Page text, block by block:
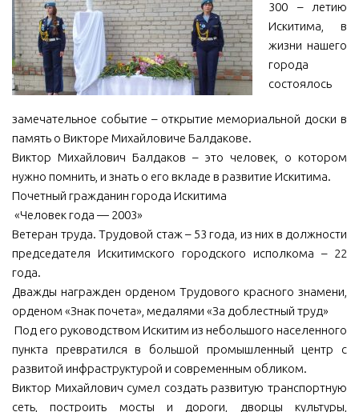
Учреждения культуры
МБУ Дом культуры «Молодость»
МБУ Дом культуры «Октябрь»
МБОУ ДО «Детская школа искусств»
МБОУ ДО «Детская музыкальная школа»
МБУК «Искитимский городской историко-художественный
музей»
МБУК «Централизованная библиотечная система»
ДК «Россия»
Афиша
Независимая оценка качества
Контакты
300 – летию
Искитима, в
жизни нашего
города
состоялось
замечательное событие – открытие мемориальной доски в
память о Викторе Михайловиче Балдакове.
Виктор Михайлович Балдаков – это человек, о котором
нужно помнить, и знать о его вкладе в развитие Искитима.
Почетный гражданин города Искитима
«Человек года — 2003»
Ветеран труда. Трудовой стаж – 53 года, из них в должности
председателя Искитимского городского исполкома – 22
года.
Дважды награжден орденом Трудового красного знамени,
орденом «Знак почета», медалями «За доблестный труд»
Под его руководством Искитим из небольшого населенного
пункта превратился в большой промышленный центр с
развитой инфраструктурой и современным обликом.
Виктор Михайлович сумел создать развитую транспортную
сеть, построить мосты и дороги, дворцы культуры,